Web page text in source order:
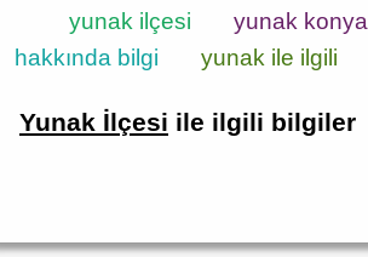
yunak ilçesi yunak konya
hakkında bilgi
yunak ile ilgili
Yunak İlçesi ile ilgili bilgiler